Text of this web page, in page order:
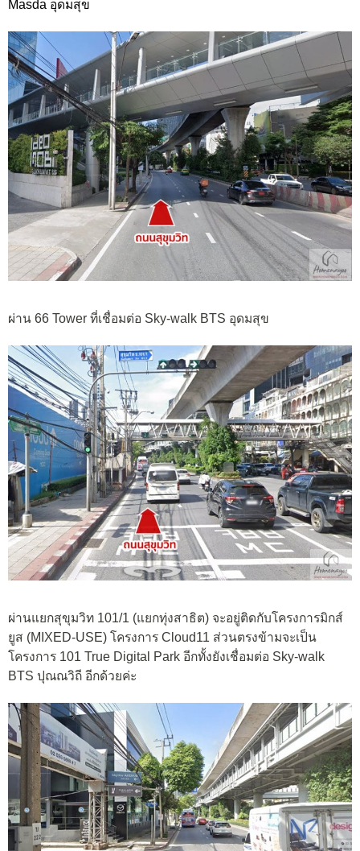
Masda อุดมสุข
ผ่าน 66 Tower ที่เชื่อมต่อ Sky-walk BTS อุดมสุข
ผ่านแยกสุขุมวิท 101/1 (แยกทุ่งสาธิต) จะอยู่ติดกับโครงการมิกส์
ยูส (MIXED-USE) โครงการ Cloud11 ส่วนตรงข้ามจะเป็น
โครงการ 101 True Digital Park อีกทั้งยังเชื่อมต่อ Sky-walk
BTS ปุณณวิถี อีกด้วยค่ะ